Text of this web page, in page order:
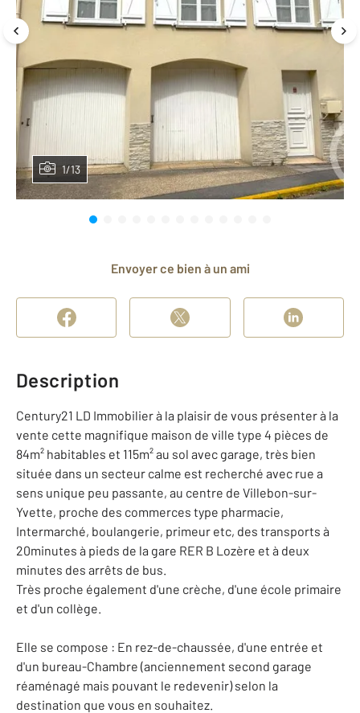
1/13
Envoyer ce bien à un ami
Description
Century21 LD Immobilier à la plaisir de vous présenter à la
vente cette magnifique maison de ville type 4 pièces de
84m² habitables et 115m² au sol avec garage, très bien
située dans un secteur calme est recherché avec rue a
sens unique peu passante, au centre de Villebon-sur-
Yvette, proche des commerces type pharmacie,
Intermarché, boulangerie, primeur etc, des transports à
20minutes à pieds de la gare RER B Lozère et à deux
minutes des arrêts de bus.
Très proche également d'une crèche, d'une école primaire
et d'un collège.
Elle se compose : En rez-de-chaussée, d'une entrée et
d'un bureau-Chambre (anciennement second garage
réaménagé mais pouvant le redevenir) selon la
destination que vous en souhaitez.